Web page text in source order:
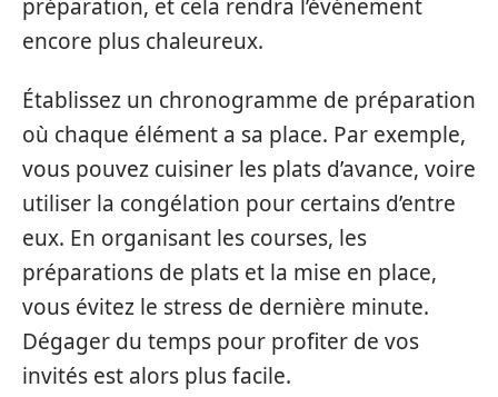
préparation, et cela rendra l’événement
encore plus chaleureux.
Établissez un chronogramme de préparation
où chaque élément a sa place. Par exemple,
vous pouvez cuisiner les plats d’avance, voire
utiliser la congélation pour certains d’entre
eux. En organisant les courses, les
préparations de plats et la mise en place,
vous évitez le stress de dernière minute.
Dégager du temps pour profiter de vos
invités est alors plus facile.